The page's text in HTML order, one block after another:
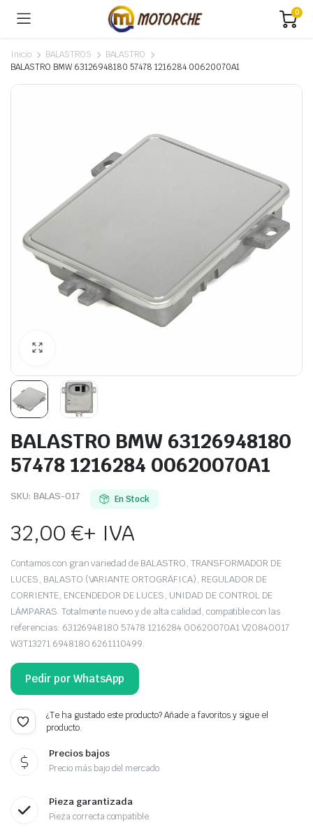
0
Inicio BALASTROS
BALASTRO
BALASTRO BMW 63126948180 57478 1216284 00620070A1
BALASTRO BMW 63126948180
57478 1216284 00620070A1
SKU: BALAS-017 En Stock
32,00€+ IVA
Contamos con gran variedad de BALASTRO, TRANSFORMADOR DE
LUCES, BALASTO (VARIANTE ORTOGRÁFICA), REGULADOR DE
CORRIENTE, ENCENDEDOR DE LUCES, UNIDAD DE CONTROL DE
LÁMPARAS. Totalmente nuevo y de alta calidad, compatible con las
referencias: 63126948180 57478 1216284 00620070A1 V20840017
W3T13271 6948180 6261110499.
Pedir por WhatsApp
¿Te ha gustado este producto? Añade a favoritos y sigue el
producto.
Precios bajos
Precio más bajo del mercado
Pieza garantizada
Pieza correcta compatible